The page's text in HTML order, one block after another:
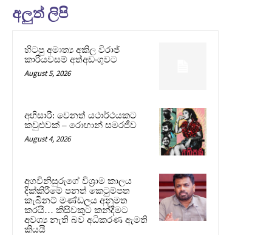
අලුත් ලිපි
හිටපු අමාත්‍ය අකිල විරාජ්
කාරියවසම් අත්අඩංගුවට
August 5, 2026
අභිසාරී: වෙනත් යථාර්ථයකට
කවුළුවක් – රොහාන් සමරජීව
August 4, 2026
අගවිනිසුරුගේ විශ්‍රාම කාලය
දික්කිරීමේ පනත් කෙටුම්පත
කැබිනට් මණ්ඩලය අනුමත
කරයි… කිසිවකුට කන්දීමට
අවශ්‍ය නැති බව අධිකරණ ඇමති
කියයි